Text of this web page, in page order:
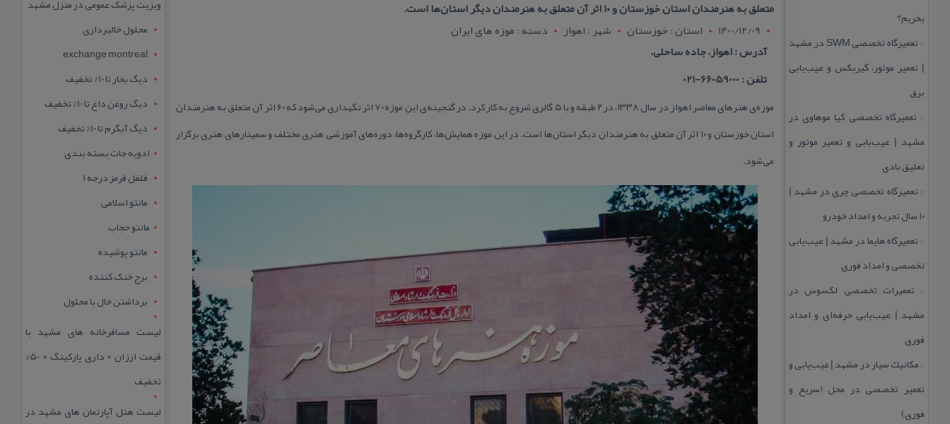
بخریم؟
::
تعمیرگاه تخصصی SWM در مشهد
| تعمیر موتور، گیربكس و عیب‌یابی
برق
:: تعمیرگاه تخصصی كیا موهاوی در
مشهد | عیب‌یابی و تعمیر موتور و
تعلیق بادی
:: تعمیرگاه تخصصی چری در مشهد |
۱۰ سال تجربه و امداد خودرو
:: تعمیرگاه هایما در مشهد | عیب‌یابی
تخصصی و امداد فوری
:: تعمیرات تخصصی لكسوس در
مشهد | عیب‌یابی حرفه‌ای و امداد
فوری
:: مكانیك سیار در مشهد | عیب‌یابی و
تعمیر تخصصی در محل (سریع و
فوری)
متعلق به هنرمندان استان خوزستان و ۱۰ اثر آن متعلق به هنرمندان دیگر استان‌ها است.
1400/12/09
استان : خوزستان شهر : اهواز
دسته : موزه های ایران
آدرس : اهواز، جاده ساحلی.
تلفن : 66059000-021
موزه‌ی هنرهای معاصر اهواز در سال ۱۳۳۸، در ۲ طبقه و با ۵ گالری شروع به كار كرد. در گنجینه‌ی این موزه ۷۰ اثر نگهداری می‌شود كه ۶۰ اثر آن متعلق به هنرمندان
استان خوزستان و ۱۰ اثر آن متعلق به هنرمندان دیگر استان‌ها است. در این موزه همایش‌ها، كارگروه‌ها، دوره‌های آموزشی هنری مختلف و سمینارهای هنری برگزار
می‌شود.
ویزیت پزشک عمومی در منزل مشهد
محلول خالبرداری
exchange montreal
دیگ بخار تا 10% تخفیف
دیگ روغن داغ تا 10% تخفیف
دیگ آبگرم تا 10% تخفیف
ادویه جات بسته بندی
فلفل قرمز درجه 1
مانتو اسلامی
مانتو حجاب
مانتو پوشیده
برج خنک کننده
برداشتن خال با محلول
لیست مسافرخانه های مشهد با
قیمت ارزان + داری پارکینگ + 50%
تخفیف
لیست هتل آپارتمان های مشهد در